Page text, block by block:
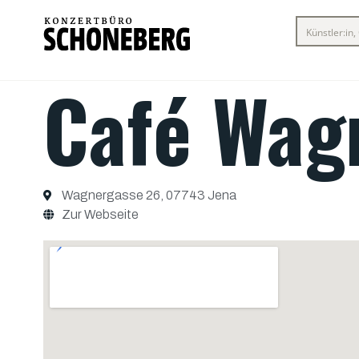
Café
Wagnergasse 26, 07743 Jena
Zur Webseite